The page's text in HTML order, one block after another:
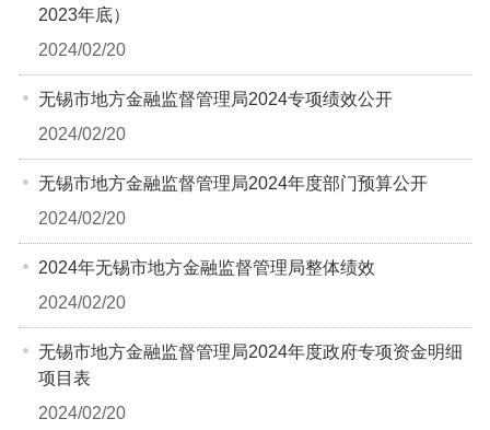
2023年底）
2024/02/20
无锡市地方金融监督管理局2024专项绩效公开
2024/02/20
无锡市地方金融监督管理局2024年度部门预算公开
2024/02/20
2024年无锡市地方金融监督管理局整体绩效
2024/02/20
无锡市地方金融监督管理局2024年度政府专项资金明细
项目表
2024/02/20